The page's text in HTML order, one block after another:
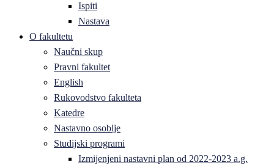
Ispiti
Nastava
O fakultetu
Naučni skup
Pravni fakultet
English
Rukovodstvo fakulteta
Katedre
Nastavno osoblje
Studijski programi
Izmijenjeni nastavni plan od 2022-2023 a.g.